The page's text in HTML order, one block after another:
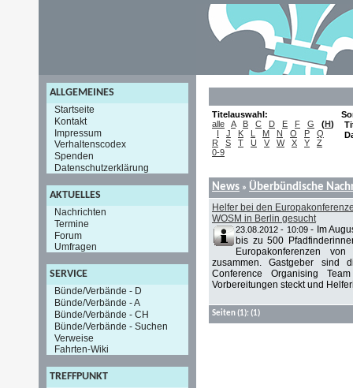
ALLGEMEINES
Startseite
Kontakt
Impressum
Verhaltenscodex
Spenden
Datenschutzerklärung
AKTUELLES
Nachrichten
Termine
Forum
Umfragen
SERVICE
Bünde/Verbände - D
Bünde/Verbände - A
Bünde/Verbände - CH
Bünde/Verbände - Suchen
Verweise
Fahrten-Wiki
TREFFPUNKT
Titelauswahl:
alle
A B C D E F G (H)
I
J K L M N O P
Q
R
S T U V W X Y
Z
0-9
News » Überbündische
Helfer bei den
WOSM in Berlin gesucht
23.08.2012 - 10:09- Im
bis zu 500
Europakonferenzen
zusammen. Gastgeber sind
Conference Organising
Vorbereitungen steckt und
Seiten(1): (1)